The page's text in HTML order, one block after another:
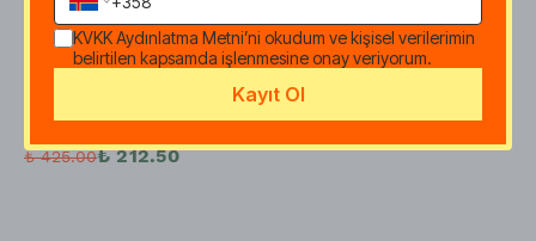
Soğuk Sıkım Keten
Tohumu Yağı - 100 ML
14 değerlendirme
₺ 425.00₺ 212.50
KVKK Aydınlatma Metni’ni okudum ve kişisel verilerimin
belirtilen kapsamda işlenmesine onay veriyorum.
Kayıt Ol